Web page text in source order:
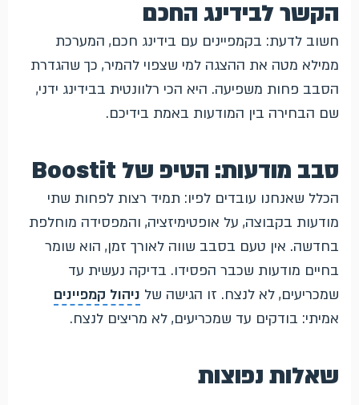
הקשר לבידינג החכם
חשוב לדעת: בקמפיינים עם בידינג חכם, המערכת
ממילא מטה את ההצגה למי שצפוי להמיר, כך שהגדרת
הסבב פחות משפיעה. היא הכי רלוונטית בבידינג ידני,
שם הבחירה בין המודעות באמת בידיכם.
סבב מודעות: הטיפ של Boostit
הכלל שאנחנו עובדים לפיו: תמיד רצות לפחות שתי
מודעות בקבוצה, על אופטימיזציה, והמפסידה מוחלפת
בחדשה. אין טעם בסבב שווה לאורך זמן, הוא שומר
בחיים מודעות שכבר הפסידו. בדיקה נעשית עד
שמכריעים, לא לנצח. זו הגישה של ניהול קמפיינים
אמיתי: בודקים עד שמכריעים, לא מריצים לנצח.
שאלות נפוצות